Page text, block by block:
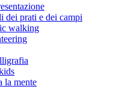
dei prati e dei campi
walking
la mente